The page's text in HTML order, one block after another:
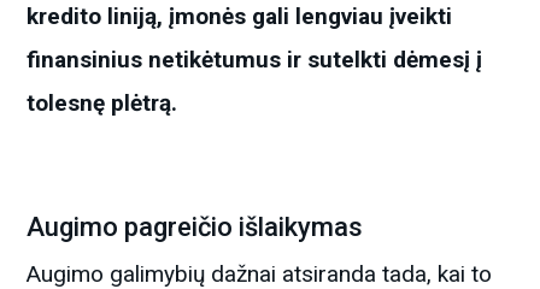
kredito liniją, įmonės gali lengviau įveikti
finansinius netikėtumus ir sutelkti dėmesį į
tolesnę plėtrą.
Augimo pagreičio išlaikymas
Augimo galimybių dažnai atsiranda tada, kai to